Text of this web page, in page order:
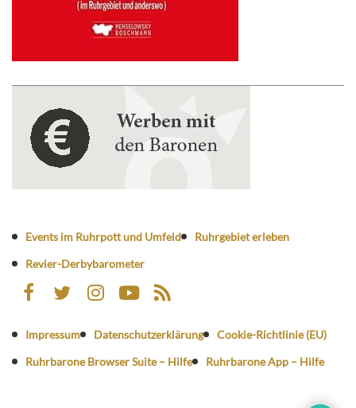
Events im Ruhrpott und Umfeld
Ruhrgebiet erleben
Revier-Derbybarometer
Impressum Datenschutzerklärung
Cookie-Richtlinie (EU)
Ruhrbarone Browser Suite – Hilfe
Ruhrbarone App – Hilfe